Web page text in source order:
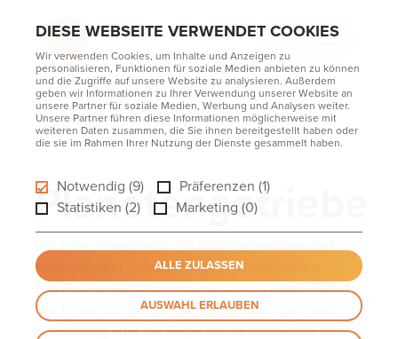
DIESE WEBSEITE VERWENDET COOKIES
Wir verwenden Cookies, um Inhalte und Anzeigen zu
personalisieren, Funktionen für soziale Medien anbieten zu können
und die Zugriffe auf unsere Website zu analysieren. Außerdem
geben wir Informationen zu Ihrer Verwendung unserer Website an
unsere Partner für soziale Medien, Werbung und Analysen weiter.
Unsere Partner führen diese Informationen möglicherweise mit
weiteren Daten zusammen, die Sie ihnen bereitgestellt haben oder
die sie im Rahmen Ihrer Nutzung der Dienste gesammelt haben.
Notwendig (9)
Präferenzen (1)
Statistiken (2)
Marketing (0)
ALLE ZULASSEN
AUSWAHL ERLAUBEN
MENU
Home Getriebe High Tech Planetengetriebe
Planetengetriebe
Die Planetengetriebe und Getriebemotoren sind
Kompakt, aber trotzdem extrem leistungsfähig.
Das Planetengetriebe erweist sich als ideale Wahl für
alle Anwendungen, in der Stoßbelastungen und
Überladung eher die Regel als die Ausnahme sind.